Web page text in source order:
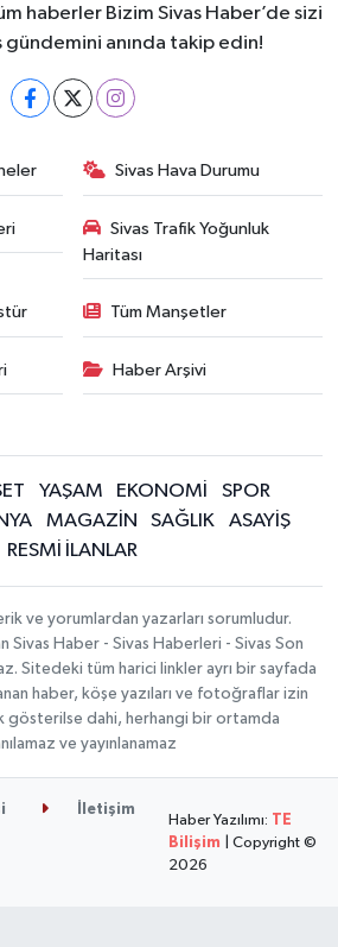
haberler Bizim Sivas Haber’de sizi
gündemini anında takip edin!
Sivas Hava Durumu
Sivas Trafik Yoğunluk
Haritası
Tüm Manşetler
Haber Arşivi
YAŞAM EKONOMİ
SPOR
MAGAZİN SAĞLIK
ASAYİŞ
RESMİ İLANLAR
ve yorumlardan yazarları sorumludur.
Sivas Haber - Sivas Haberleri - Sivas Son
Sitedeki tüm harici linkler ayrı bir sayfada
haber, köşe yazıları ve fotoğraflar izin
gösterilse dahi, herhangi bir ortamda
ve yayınlanamaz
İletişim
Haber Yazılımı: TE
Bilişim | Copyright ©
2026